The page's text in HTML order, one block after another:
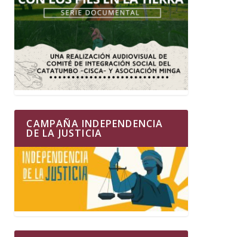
CAMPAÑA INDEPENDENCIA
DE LA JUSTICIA